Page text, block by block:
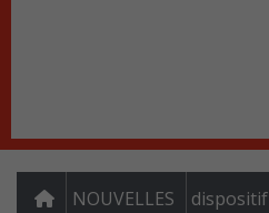
NOUVELLES dispositif